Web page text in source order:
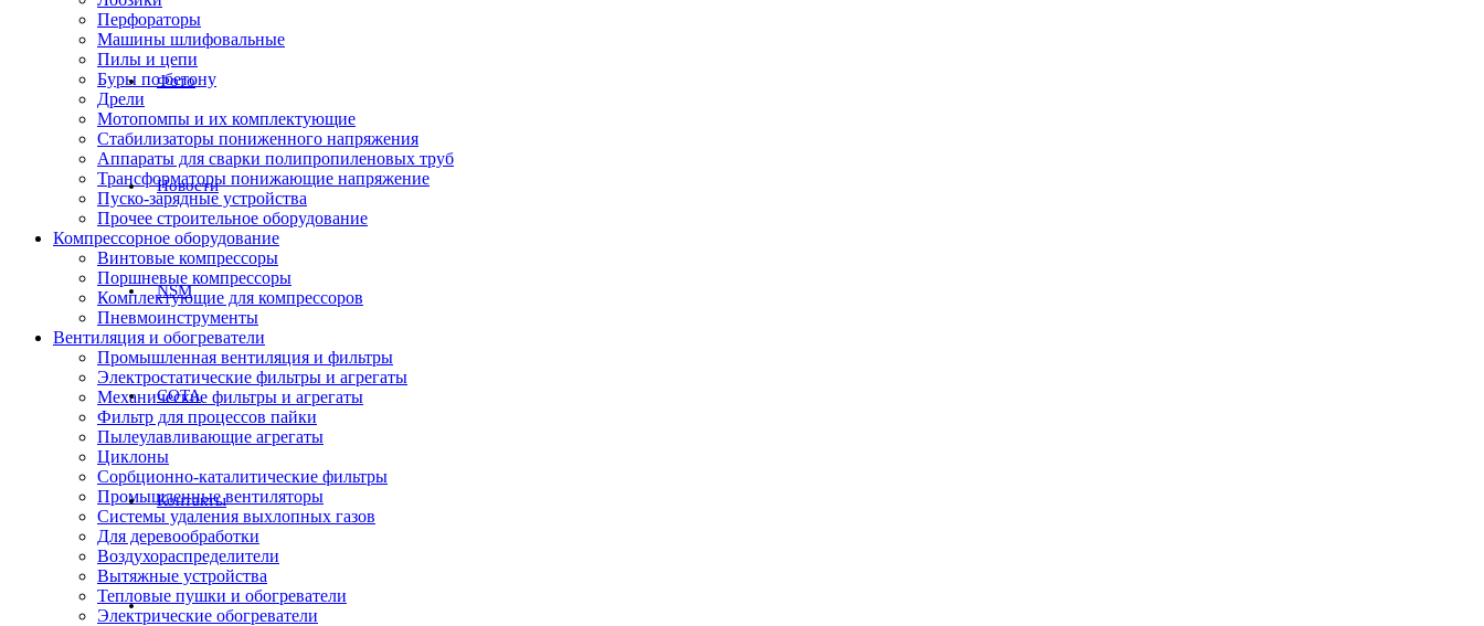
Фото
Новости
NSM
СОТА
Контакты
Перфораторы
Машины шлифовальные
Пилы и цепи
Буры по бетону
Дрели
Мотопомпы и их комплектующие
Стабилизаторы пониженного напряжения
Аппараты для сварки полипропиленовых труб
Трансформаторы понижающие напряжение
Пуско-зарядные устройства
Прочее строительное оборудование
Компрессорное оборудование
Винтовые компрессоры
Поршневые компрессоры
Комплектующие для компрессоров
Пневмоинструменты
Вентиляция и обогреватели
Промышленная вентиляция и фильтры
Электростатические фильтры и агрегаты
Механические фильтры и агрегаты
Фильтр для процессов пайки
Пылеулавливающие агрегаты
Циклоны
Сорбционно-каталитические фильтры
Промышленные вентиляторы
Системы удаления выхлопных газов
Для деревообработки
Воздухораспределители
Вытяжные устройства
Тепловые пушки и обогреватели
Электрические обогреватели